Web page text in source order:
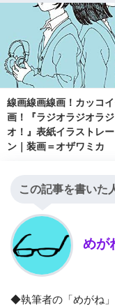
線画線画線画！カッコ
画！『ラジオラジオラジ
オ！』表紙イラストレ
ン｜装画＝オザワミカ
この記事を書いた
めが
◆執筆者の「めがね